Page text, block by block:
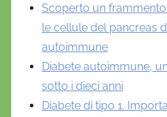
Scoperto un
le cellule del pancreas
autoimmune
Diabete autoimmune,
sotto i dieci anni
Diabete di tipo 1.